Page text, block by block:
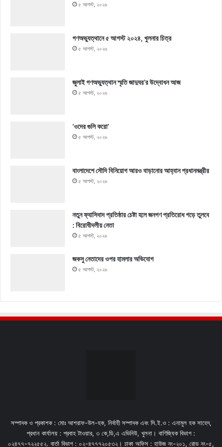
৫ আগস্ট, ২০২৬
গণঅভ্যুত্থানে ৫ আগস্ট ২০২৪, খুলনার চিত্র
৫ আগস্ট, ২০২৬
জুলাই গণঅভ্যুত্থান স্মৃতি জাদুঘর’র উদ্বোধন আজ
৫ আগস্ট, ২০২৬
‘ওদের গুলি করো’
৫ আগস্ট, ২০২৬
বাংলাদেশে সৌদি বিনিয়োগ আরও বাড়ানোর আহ্বান প্রধানমন্ত্রীর
৫ আগস্ট, ২০২৬
নতুন ফ্যাসিবাদ প্রতিষ্ঠার চেষ্টা হলে জনগণ প্রতিরোধ গড়ে তুলবে
: বিরোধীদলীয় নেতা
৫ আগস্ট, ২০২৬
জকসু নেতাদের ওপর হামলার অভিযোগ
৫ আগস্ট, ২০২৬
সম্পাদক ও প্রকাশক : মোঃ আশরাফ-উল-হক, নির্বাহী সম্পাদক এবং সি.ই.ও : এনামুল হক সাহেদ,
প্রধান কার্যালয় : প্রবাহ টাওয়ার, ৩ কে,ডি,এ এভিনিউ, খুলনা। বাণিজ্যিক বিভাগ :
০২৪৭৭-৭২২৫৫২. বার্তা বিভাগ : ০২-৪৭৭৭২০৫৩২। ঢাকা অফিস : হাউজ নং-২০১, রোড নং-৫,